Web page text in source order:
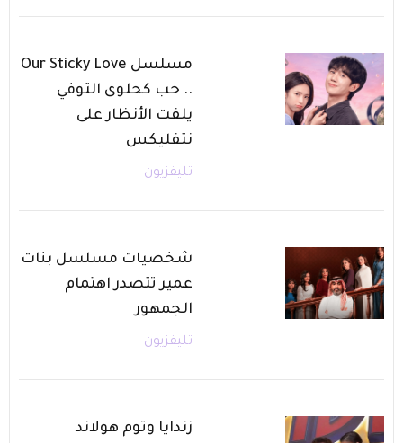
مسلسل Our Sticky Love
.. حب كحلوى التوفي
يلفت الأنظار على
نتفليكس
تليفزيون
شخصيات مسلسل بنات
عمير تتصدر اهتمام
الجمهور
تليفزيون
زندايا وتوم هولاند